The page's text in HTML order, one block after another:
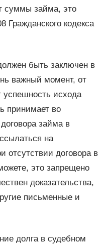
суммы займа, это
Гражданского кодекса
быть заключен в
важный момент, от
успешность исхода
принимает во
займа в
на
отсутствии договора в
это запрещено
доказательства,
письменные и
долга в судебном